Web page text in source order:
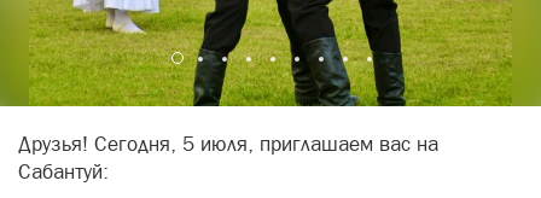
Друзья! Сегодня, 5 июля, приглашаем вас на
Сабантуй: